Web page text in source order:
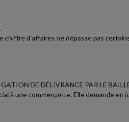
d'affaires ne dépasse pas
DE DÉLIVRANCE PAR LE
à une commerçante. Elle demande